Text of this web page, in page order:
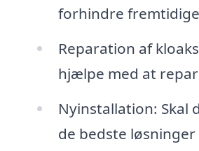
forhindre
Reparation af
hjælpe med at
Nyinstallation: Skal
de bedste